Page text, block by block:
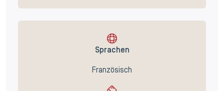
Sprachen
Französisch